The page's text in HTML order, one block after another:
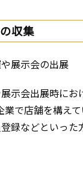
収集
展示会の出展
示会出展時にお
業で店舗を構え
録などといった